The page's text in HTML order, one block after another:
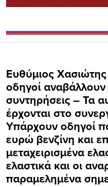
Ευθύμιος
οδηγοί
συντηρήσεις – Τα
έρχονται στο
Υπάρχουν οδηγοί
ευρώ βενζίνη και
μεταχειρισμένα
ελαστικά και οι
παραμελημένα